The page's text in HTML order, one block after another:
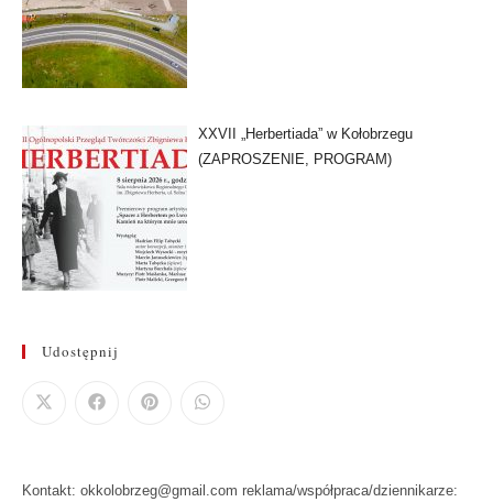
XXVII „Herbertiada” w Kołobrzegu
(ZAPROSZENIE, PROGRAM)
Udostępnij
Kontakt: okkolobrzeg@gmail.com reklama/współpraca/dziennikarze: